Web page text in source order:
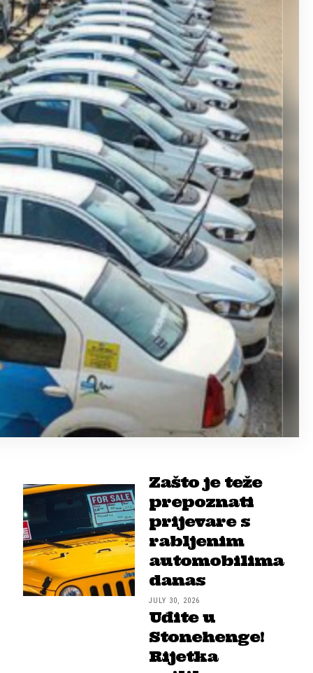
Zašto je teže
prepoznati
prijevare s
rabljenim
automobilima
danas
JULY 30, 2026
Uđite u
Stonehenge!
Rijetka